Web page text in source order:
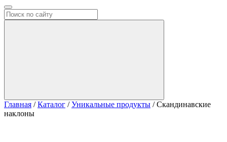
Главная / Каталог / Уникальные продукты / Скандинавские
наклоны